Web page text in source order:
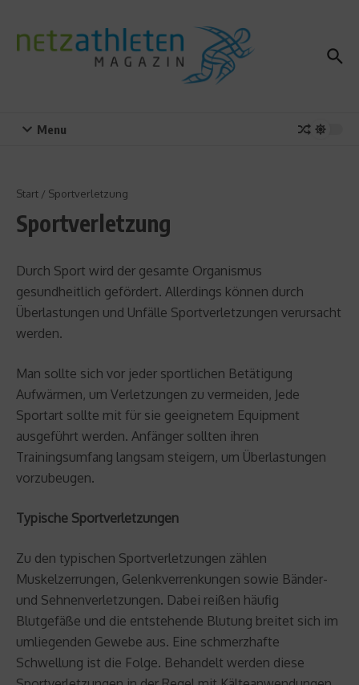
Menu
Start / Sportverletzung
Sportverletzung
Durch Sport wird der gesamte Organismus
gesundheitlich gefördert. Allerdings können durch
Überlastungen und Unfälle Sportverletzungen verursacht
werden.
Man sollte sich vor jeder sportlichen Betätigung
Aufwärmen, um Verletzungen zu vermeiden, Jede
Sportart sollte mit für sie geeignetem Equipment
ausgeführt werden. Anfänger sollten ihren
Trainingsumfang langsam steigern, um Überlastungen
vorzubeugen.
Typische Sportverletzungen
Zu den typischen Sportverletzungen zählen
Muskelzerrungen, Gelenkverrenkungen sowie Bänder-
und Sehnenverletzungen. Dabei reißen häufig
Blutgefäße und die entstehende Blutung breitet sich im
umliegenden Gewebe aus. Eine schmerzhafte
Schwellung ist die Folge. Behandelt werden diese